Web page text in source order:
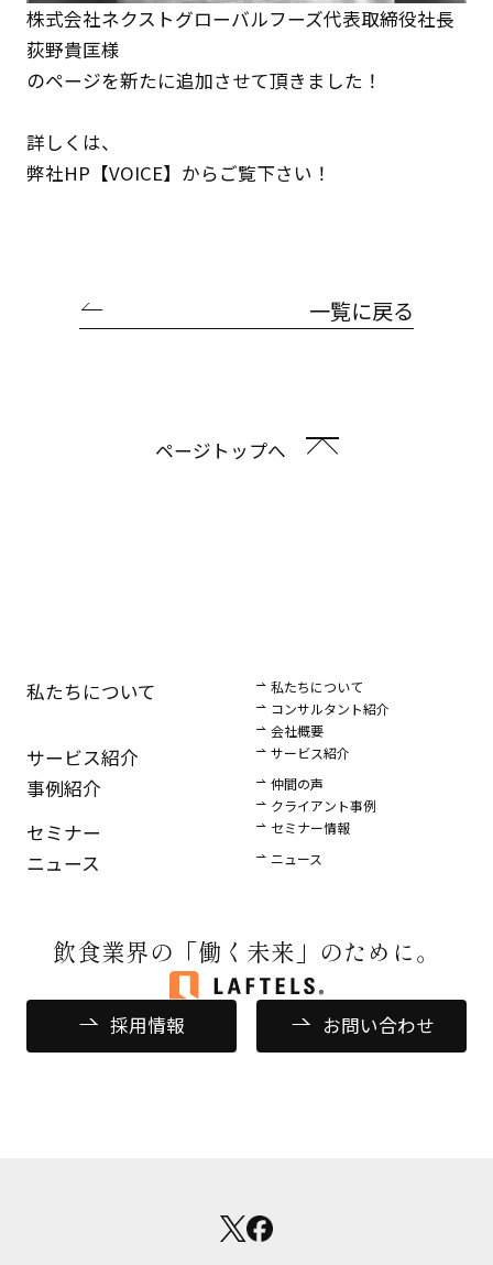
株式会社ネクストグローバルフーズ代表取締役社長
荻野貴匡様
のページを新たに追加させて頂きました！
詳しくは、
弊社HP 【VOICE】 からご覧下さい！
一覧に戻る
ページトップへ
飲食業界の 「働く未来」のために。
私たちについて
私たちについて
コンサルタント紹介
会社概要
サービス紹介 サービス紹介
事例紹介
仲間の声
クライアント事例
セミナー セミナー情報
ニュース ニュース
採用情報 お問い合わせ